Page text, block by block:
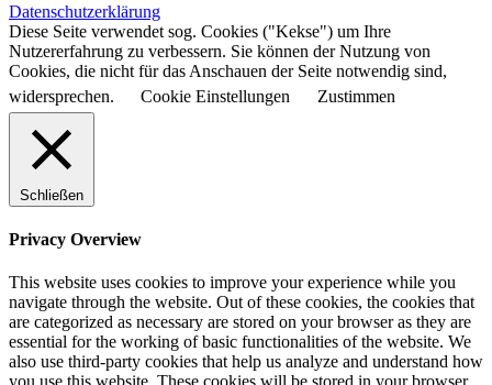
Datenschutzerklärung
Diese Seite verwendet sog. Cookies ("Kekse") um Ihre
Nutzererfahrung zu verbessern. Sie können der Nutzung von
Cookies, die nicht für das Anschauen der Seite notwendig sind,
widersprechen.
Cookie Einstellungen Zustimmen
Schließen
Privacy Overview
This website uses cookies to improve your experience while you
navigate through the website. Out of these cookies, the cookies that
are categorized as necessary are stored on your browser as they are
essential for the working of basic functionalities of the website. We
also use third-party cookies that help us analyze and understand how